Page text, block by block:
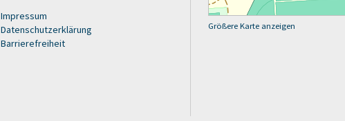
Impressum
Datenschutzerklärung
Barrierefreiheit
Größere Karte anzeigen